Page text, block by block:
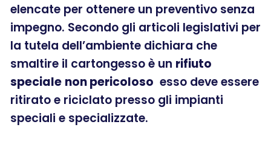
elencate per ottenere un preventivo senza
impegno. Secondo gli articoli legislativi per
la tutela dell’ambiente dichiara che
smaltire il cartongesso è un rifiuto
speciale non pericoloso esso deve essere
ritirato e riciclato presso gli impianti
speciali e specializzate.